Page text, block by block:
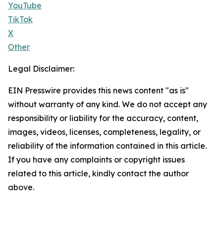
YouTube
TikTok
X
Other
Legal Disclaimer:
EIN Presswire provides this news content "as is"
without warranty of any kind. We do not accept any
responsibility or liability for the accuracy, content,
images, videos, licenses, completeness, legality, or
reliability of the information contained in this article.
If you have any complaints or copyright issues
related to this article, kindly contact the author
above.